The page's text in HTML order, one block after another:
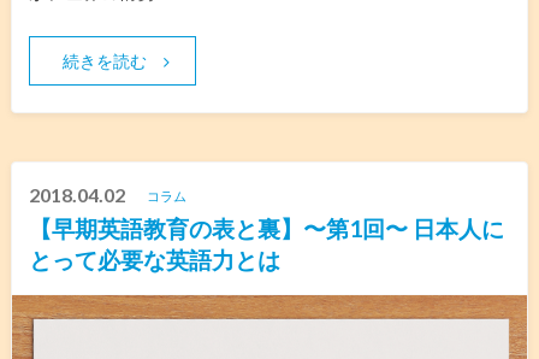
続きを読む
2018.04.02 コラム
【早期英語教育の表と裏】〜第1回〜 日本人に
とって必要な英語力とは